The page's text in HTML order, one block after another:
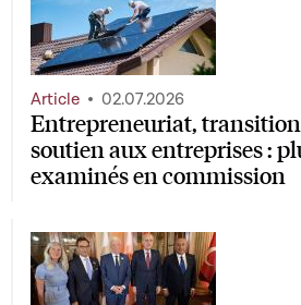
Entrepreneuriat,
soutien aux entreprises :
examinés en commission
Article 02.07.2026